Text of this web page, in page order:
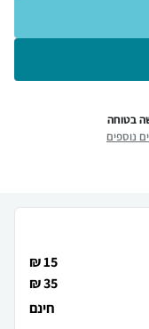
בטוחה
נוספים
15 ₪
35 ₪
חינם